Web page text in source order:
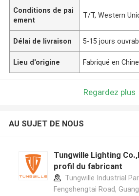
Conditions de pai
ement
T/T, Western
Délai de livraison 5-15 jours
Lieu d'origine Fabriqué en Chine
Regardez plus
AU SUJET DE NOUS
Tungwille Lighting
profil du fabricant
Tungwille Industrial
Fengshengtai Road,